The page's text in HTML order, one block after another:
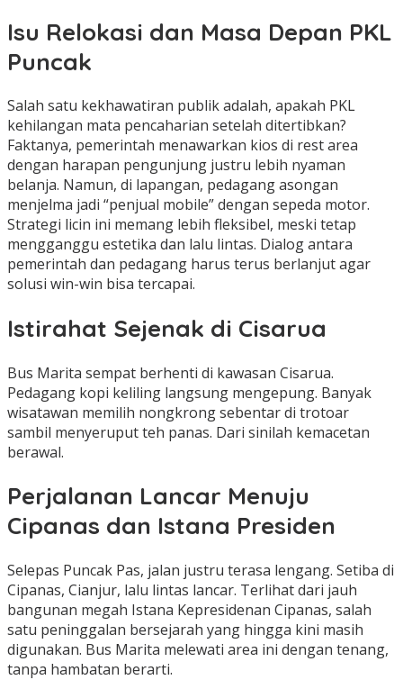
Isu Relokasi dan Masa Depan PKL
Puncak
Salah satu kekhawatiran publik adalah, apakah PKL
kehilangan mata pencaharian setelah ditertibkan?
Faktanya, pemerintah menawarkan kios di rest area
dengan harapan pengunjung justru lebih nyaman
belanja. Namun, di lapangan, pedagang asongan
menjelma jadi “penjual mobile” dengan sepeda motor.
Strategi licin ini memang lebih fleksibel, meski tetap
mengganggu estetika dan lalu lintas. Dialog antara
pemerintah dan pedagang harus terus berlanjut agar
solusi win-win bisa tercapai.
Istirahat Sejenak di Cisarua
Bus Marita sempat berhenti di kawasan Cisarua.
Pedagang kopi keliling langsung mengepung. Banyak
wisatawan memilih nongkrong sebentar di trotoar
sambil menyeruput teh panas. Dari sinilah kemacetan
berawal.
Perjalanan Lancar Menuju
Cipanas dan Istana Presiden
Selepas Puncak Pas, jalan justru terasa lengang. Setiba di
Cipanas, Cianjur, lalu lintas lancar. Terlihat dari jauh
bangunan megah Istana Kepresidenan Cipanas, salah
satu peninggalan bersejarah yang hingga kini masih
digunakan. Bus Marita melewati area ini dengan tenang,
tanpa hambatan berarti.